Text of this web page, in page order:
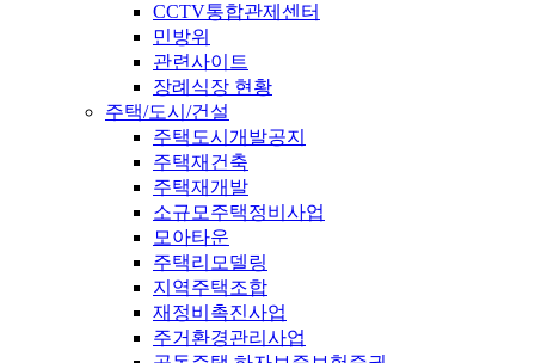
CCTV통합관제센터
민방위
관련사이트
장례식장 현황
주택/도시/건설
주택도시개발공지
주택재건축
주택재개발
소규모주택정비사업
모아타운
주택리모델링
지역주택조합
재정비촉진사업
주거환경관리사업